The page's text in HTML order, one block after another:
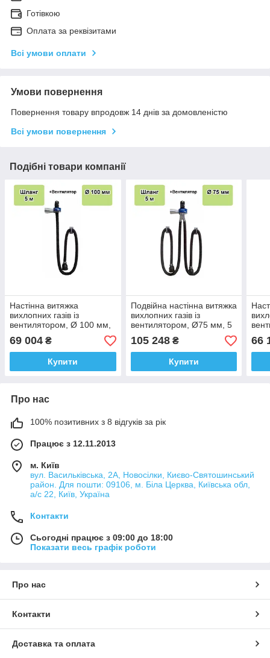
Готівкою
Оплата за реквізитами
Всі умови оплати
Умови повернення
Повернення товару впродовж 14 днів за домовленістю
Всі умови повернення
Подібні товари компанії
Настінна витяжка
вихлопних газів із
вентилятором, Ø 100 мм,
5 м.
69 004 ₴
Купити
Подвійна настінна витяжка
вихлопних газів із
вентилятором, Ø75 мм, 5
м.
105 248₴
Купити
мм
66
Про нас
100% позитивних з 8 відгуків за рік
Працює з 12.11.2013
м. Київ
вул. Васильківська, 2А, Новосілки, Києво-Святошинський
район. Для пошти: 09106, м. Біла Церква, Київська обл,
а/с 22, Київ, Україна
Контакти
Сьогодні працює з 09:00 до 18:00
Показати весь графік роботи
Про нас
Контакти
Доставка та оплата